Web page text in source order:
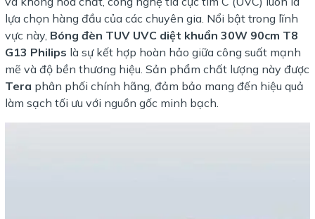
lựa chọn hàng đầu của các chuyên gia. Nổi bật trong lĩnh
vực này, Bóng đèn TUV UVC diệt khuẩn 30W 90cm T8
G13 Philips là sự kết hợp hoàn hảo giữa công suất mạnh
mẽ và độ bền thương hiệu. Sản phẩm chất lượng này được
Tera phân phối chính hãng, đảm bảo mang đến hiệu quả
làm sạch tối ưu với nguồn gốc minh bạch.